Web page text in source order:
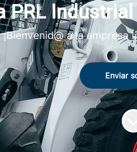
PRL
¡Bienvenid@ a la empresa
Enviar